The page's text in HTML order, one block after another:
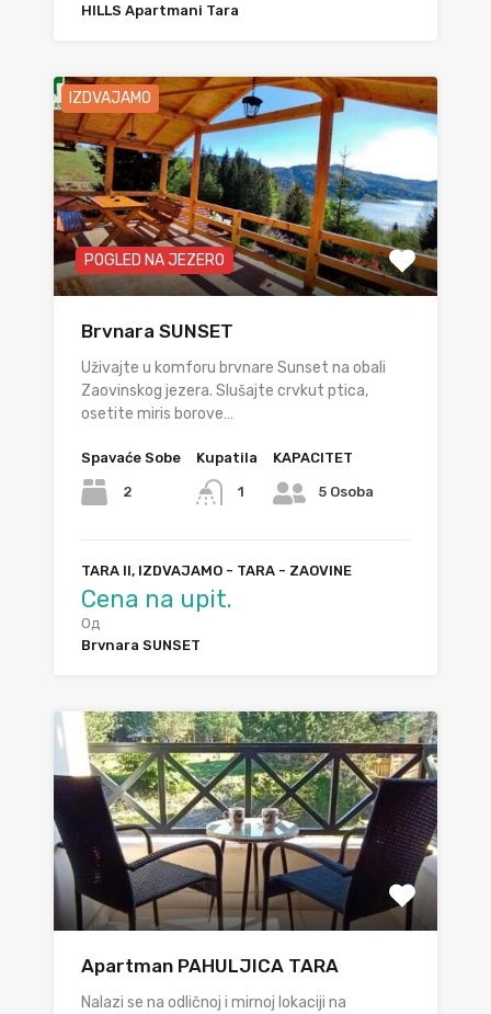
HILLS Apartmani Tara
IZDVAJAMO
POGLED NA JEZERO
Brvnara SUNSET
Uživajte u komforu brvnare Sunset na obali
Zaovinskog jezera. Slušajte crvkut ptica,
osetite miris borove…
Spavaće Sobe
2
Kupatila
1
KAPACITET
5 Osoba
TARA II, IZDVAJAMO - TARA - ZAOVINE
Cena na upit.
Од
Brvnara SUNSET
Apartman PAHULJICA TARA
Nalazi se na odličnoj i mirnoj lokaciji na